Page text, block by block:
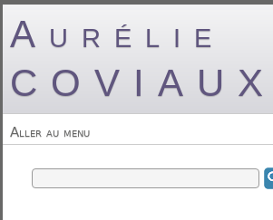
Aurélie
COVIAUX
Aller au menu